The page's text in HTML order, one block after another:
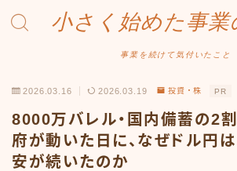
小さく始めた事業
事業を続けて気付いたこと
Amazonせどり
トラブル事例
2026.03.16 2026.03.19 投資・株 PR
8000万バレル・国内備蓄の2
府が動いた日に、なぜドル円
安が続いたのか